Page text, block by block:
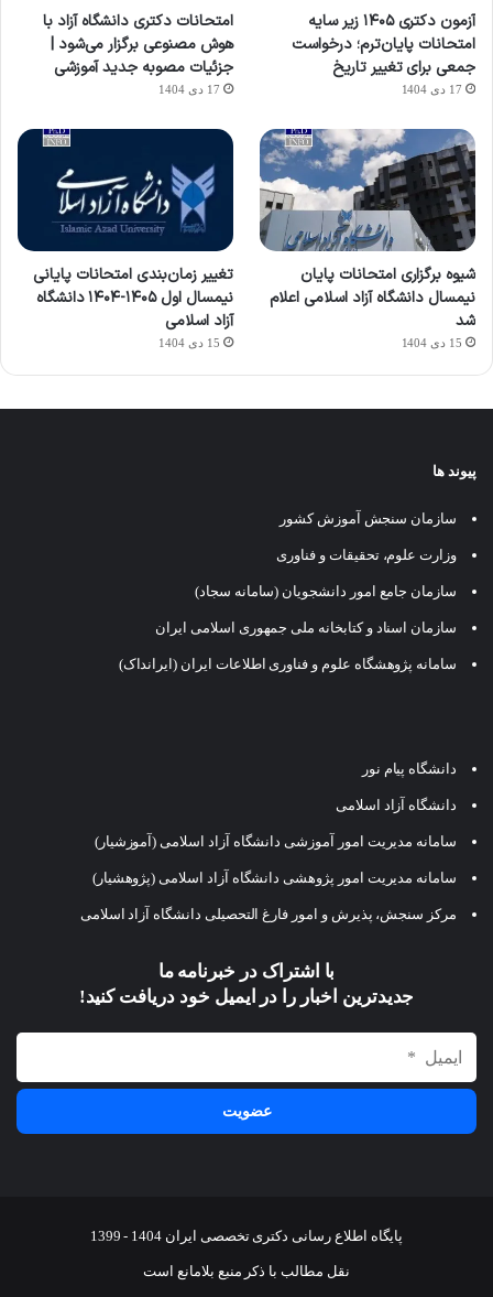
آزمون دکتری ۱۴۰۵ زیر سایه
امتحانات پایان‌ترم؛ درخواست
جمعی برای تغییر تاریخ
17 دی 1404
امتحانات دکتری دانشگاه آزاد با
هوش مصنوعی برگزار می‌شود |
جزئیات مصوبه جدید آموزشی
17 دی 1404
شیوه برگزاری امتحانات پایان
نیمسال دانشگاه آزاد اسلامی اعلام
شد
15 دی 1404
تغییر زمان‌بندی امتحانات پایانی
نیمسال اول ۱۴۰۵-۱۴۰۴ دانشگاه
آزاد اسلامی
15 دی 1404
پیوند ها
سازمان سنجش آموزش کشور
وزارت علوم، تحقیقات و فناوری
سازمان جامع امور دانشجویان (سامانه سجاد)
سازمان اسناد و کتابخانه ملی جمهوری اسلامی ایران
سامانه پژوهشگاه علوم و فناوری اطلاعات ایران (ایرانداک)
دانشگاه پیام نور
دانشگاه آزاد اسلامی
سامانه مدیریت امور آموزشی دانشگاه آزاد اسلامی (آموزشیار)
سامانه مدیریت امور پژوهشی دانشگاه آزاد اسلامی (پژوهشیار)
مرکز سنجش، پذیرش و امور فارغ التحصیلی دانشگاه آزاد اسلامی
با اشتراک در خبرنامه ما
جدیدترین اخبار را در ایمیل خود دریافت کنید!
پایگاه اطلاع رسانی دکتری تخصصی ایران 1404 - 1399
نقل مطالب با ذکر منبع بلامانع است